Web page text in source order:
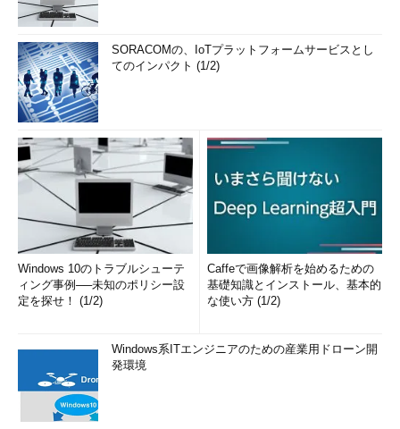
SORACOMの、IoTプラットフォームサービスとし
てのインパクト (1/2)
Windows 10のトラブルシューテ
ィング事例──未知のポリシー設
定を探せ！ (1/2)
Caffeで画像解析を始めるための
基礎知識とインストール、基本的
な使い方 (1/2)
Windows系ITエンジニアのための産業用ドローン開
発環境